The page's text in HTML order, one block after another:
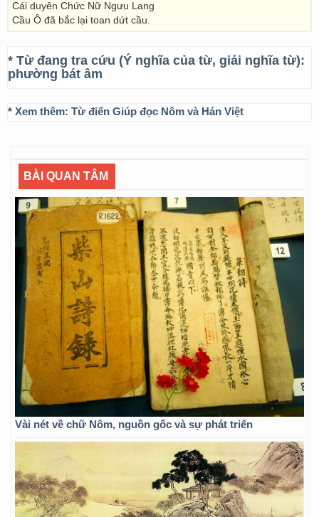
Cái duyên Chức Nữ Ngưu Lang
Cầu Ô đã bắc lại toan dứt cầu.
* Từ đang tra cứu (Ý nghĩa của từ, giải nghĩa từ):
phường bát âm
* Xem thêm: Từ điển Giúp đọc Nôm và Hán Việt
BÀI QUAN TÂM
Vài nét về chữ Nôm, nguồn gốc và sự phát triển